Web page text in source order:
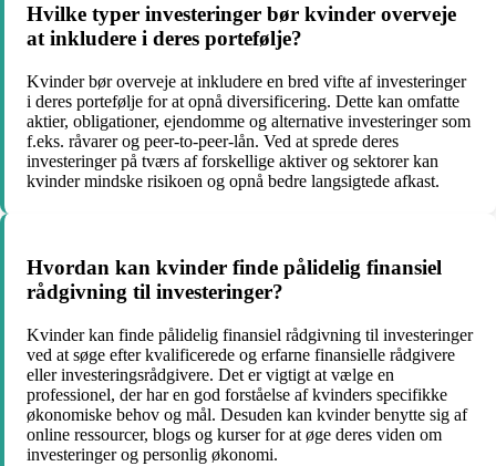
Hvilke typer investeringer bør kvinder overveje
at inkludere i deres portefølje?
Kvinder bør overveje at inkludere en bred vifte af investeringer
i deres portefølje for at opnå diversificering. Dette kan omfatte
aktier, obligationer, ejendomme og alternative investeringer som
f.eks. råvarer og peer-to-peer-lån. Ved at sprede deres
investeringer på tværs af forskellige aktiver og sektorer kan
kvinder mindske risikoen og opnå bedre langsigtede afkast.
Hvordan kan kvinder finde pålidelig finansiel
rådgivning til investeringer?
Kvinder kan finde pålidelig finansiel rådgivning til investeringer
ved at søge efter kvalificerede og erfarne finansielle rådgivere
eller investeringsrådgivere. Det er vigtigt at vælge en
professionel, der har en god forståelse af kvinders specifikke
økonomiske behov og mål. Desuden kan kvinder benytte sig af
online ressourcer, blogs og kurser for at øge deres viden om
investeringer og personlig økonomi.